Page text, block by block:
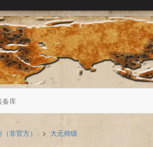
备库
非官方） > 大元帅级